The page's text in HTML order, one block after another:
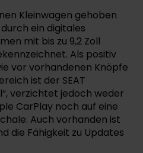
Kleinwagen gehoben
ein digitales
mit bis zu 9,2 Zoll
Als positiv
vor vorhandenen Knöpfe
ist der SEAT
verzichtet jedoch weder
CarPlay noch auf eine
Auch vorhanden ist
die Fähigkeit zu Updates